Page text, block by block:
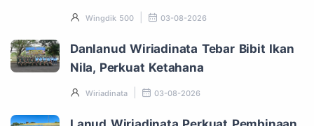
Wingdik 500 03-08-2026
Danlanud Wiriadinata Tebar Bibit Ikan
Nila, Perkuat Ketahana
Wiriadinata 03-08-2026